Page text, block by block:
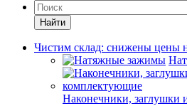
Найти
Чистим склад: снижены цены
Наконечники, заглушки